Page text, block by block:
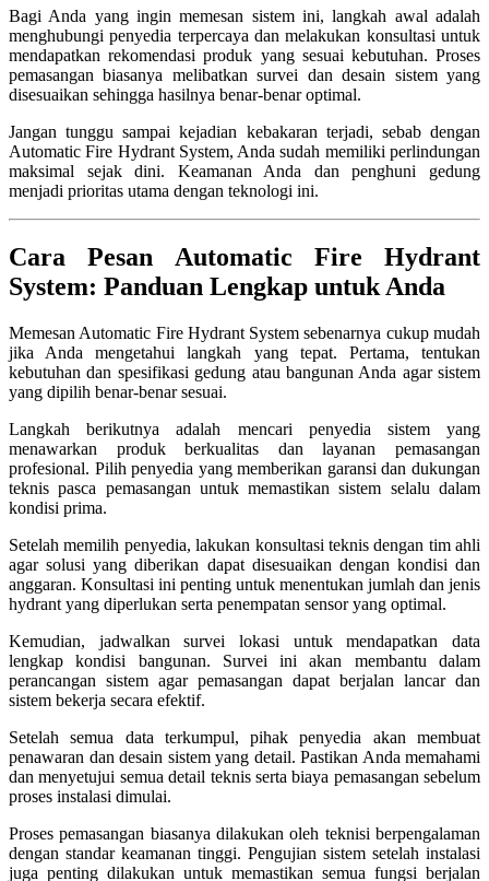
Bagi Anda yang ingin memesan sistem ini, langkah awal adalah
menghubungi penyedia terpercaya dan melakukan konsultasi untuk
mendapatkan rekomendasi produk yang sesuai kebutuhan. Proses
pemasangan biasanya melibatkan survei dan desain sistem yang
disesuaikan sehingga hasilnya benar-benar optimal.
Jangan tunggu sampai kejadian kebakaran terjadi, sebab dengan
Automatic Fire Hydrant System, Anda sudah memiliki perlindungan
maksimal sejak dini. Keamanan Anda dan penghuni gedung
menjadi prioritas utama dengan teknologi ini.
Cara Pesan Automatic Fire Hydrant
System: Panduan Lengkap untuk Anda
Memesan Automatic Fire Hydrant System sebenarnya cukup mudah
jika Anda mengetahui langkah yang tepat. Pertama, tentukan
kebutuhan dan spesifikasi gedung atau bangunan Anda agar sistem
yang dipilih benar-benar sesuai.
Langkah berikutnya adalah mencari penyedia sistem yang
menawarkan produk berkualitas dan layanan pemasangan
profesional. Pilih penyedia yang memberikan garansi dan dukungan
teknis pasca pemasangan untuk memastikan sistem selalu dalam
kondisi prima.
Setelah memilih penyedia, lakukan konsultasi teknis dengan tim ahli
agar solusi yang diberikan dapat disesuaikan dengan kondisi dan
anggaran. Konsultasi ini penting untuk menentukan jumlah dan jenis
hydrant yang diperlukan serta penempatan sensor yang optimal.
Kemudian, jadwalkan survei lokasi untuk mendapatkan data
lengkap kondisi bangunan. Survei ini akan membantu dalam
perancangan sistem agar pemasangan dapat berjalan lancar dan
sistem bekerja secara efektif.
Setelah semua data terkumpul, pihak penyedia akan membuat
penawaran dan desain sistem yang detail. Pastikan Anda memahami
dan menyetujui semua detail teknis serta biaya pemasangan sebelum
proses instalasi dimulai.
Proses pemasangan biasanya dilakukan oleh teknisi berpengalaman
dengan standar keamanan tinggi. Pengujian sistem setelah instalasi
juga penting dilakukan untuk memastikan semua fungsi berjalan